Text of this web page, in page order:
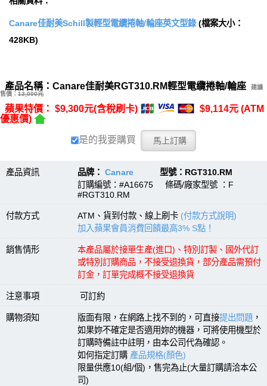
Canare佳耐美Schill製輕型電纜捲軸/輪座英文型錄(檔案大小：
428KB)
產品名稱：Canare佳耐美RGT310.RM輕型電纜捲軸/輪座
建議
售價： 13,000元
蘋果特價： $9,300元(含稅刷卡)
$9,114元 (ATM
優惠價)
是的我要購買
產品資訊 品牌： Canare 型號：RGT310.RM
訂購編號：#A16675 條碼/廠家型號 ：F
#RGT310.RM
付款方式 ATM、貨到付款、線上刷卡 (付款方式說明)
加入蘋果會員消費回饋最高3% S點！
銷售情形
本產品屬於接單生產(進口)、特別訂製、國外代訂
或特別訂購商品，不接受退換貨，部分產品需預付
訂金，訂單完成概不接受退換貨
注意事項 可訂約
購物須知 版面有限，在網路上找不到的，可直接提出問題 ，
如果妳不確定是否適用妳的機器，可將使用機型於
訂購時備註中註明，由本公司代為確認。
如何指定訂購 產品規格(顏色)
限量供應10(組/個)，售完為止(大量訂購請洽本公
司)